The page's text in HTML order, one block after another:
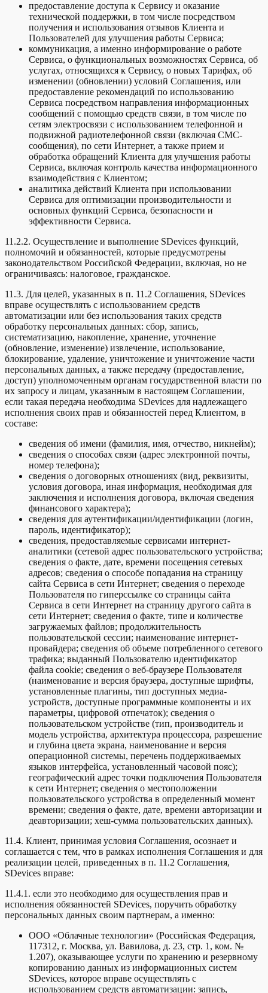
предоставление доступа к Сервису и оказание
технической поддержки, в том числе посредством
получения и использования отзывов Клиента и
Пользователей для улучшения работы Сервиса;
коммуникация, а именно информирование о работе
Сервиса, о функциональных возможностях Сервиса, об
услугах, относящихся к Сервису, о новых Тарифах, об
изменении (обновлении) условий Соглашения, или
предоставление рекомендаций по использованию
Сервиса посредством направления информационных
сообщений с помощью средств связи, в том числе по
сетям электросвязи с использованием телефонной и
подвижной радиотелефонной связи (включая СМС-
сообщения), по сети Интернет, а также прием и
обработка обращений Клиента для улучшения работы
Сервиса, включая контроль качества информационного
взаимодействия с Клиентом;
аналитика действий Клиента при использовании
Сервиса для оптимизации производительности и
основных функций Сервиса, безопасности и
эффективности Сервиса.
11.2.2. Осуществление и выполнение SDevices функций,
полномочий и обязанностей, которые предусмотрены
законодательством Российской Федерации, включая, но не
ограничиваясь: налоговое, гражданское.
11.3. Для целей, указанных в п. 11.2 Соглашения, SDevices
вправе осуществлять с использованием средств
автоматизации или без использования таких средств
обработку персональных данных: сбор, запись,
систематизацию, накопление, хранение, уточнение
(обновление, изменение) извлечение, использование,
блокирование, удаление, уничтожение и уничтожение части
персональных данных, а также передачу (предоставление,
доступ) уполномоченным органам государственной власти по
их запросу и лицам, указанным в настоящем Соглашении,
если такая передача необходима SDevices для надлежащего
исполнения своих прав и обязанностей перед Клиентом, в
составе:
сведения об имени (фамилия, имя, отчество, никнейм);
сведения о способах связи (адрес электронной почты,
номер телефона);
сведения о договорных отношениях (вид, реквизиты,
условия договора, иная информация, необходимая для
заключения и исполнения договора, включая сведения
финансового характера);
сведения для аутентификации/идентификации (логин,
пароль, идентификатор);
сведения, предоставляемые сервисами интернет-
аналитики (сетевой адрес пользовательского устройства;
сведения о факте, дате, времени посещения сетевых
адресов; сведения о способе попадания на страницу
сайта Сервиса в сети Интернет; сведения о переходе
Пользователя по гиперссылке со страницы сайта
Сервиса в сети Интернет на страницу другого сайта в
сети Интернет; сведения о факте, типе и количестве
загружаемых файлов; продолжительность
пользовательской сессии; наименование интернет-
провайдера; сведения об объеме потребленного сетевого
трафика; выданный Пользователю идентификатор
файла cookie; сведения о веб-браузере Пользователя
(наименование и версия браузера, доступные шрифты,
установленные плагины, тип доступных медиа-
устройств, доступные программные компоненты и их
параметры, цифровой отпечаток); сведения о
пользовательском устройстве (тип, производитель и
модель устройства, архитектура процессора, разрешение
и глубина цвета экрана, наименование и версия
операционной системы, перечень поддерживаемых
языков интерфейса, установленный часовой пояс);
географический адрес точки подключения Пользователя
к сети Интернет; сведения о местоположении
пользовательского устройства в определенный момент
времени; сведения о факте, дате, времени авторизации и
деавторизации; хеш-сумма пользовательских данных).
11.4. Клиент, принимая условия Соглашения, осознает и
соглашается с тем, что в рамках исполнения Соглашения и для
реализации целей, приведенных в п. 11.2 Соглашения,
SDevices вправе:
11.4.1. если это необходимо для осуществления прав и
исполнения обязанностей SDevices, поручить обработку
персональных данных своим партнерам, а именно:
ООО «Облачные технологии» (Российская Федерация,
117312, г. Москва, ул. Вавилова, д. 23, стр. 1, ком. №
1.207), оказывающее услуги по хранению и резервному
копированию данных из информационных систем
SDevices, которое вправе осуществлять с
использованием средств автоматизации: запись,